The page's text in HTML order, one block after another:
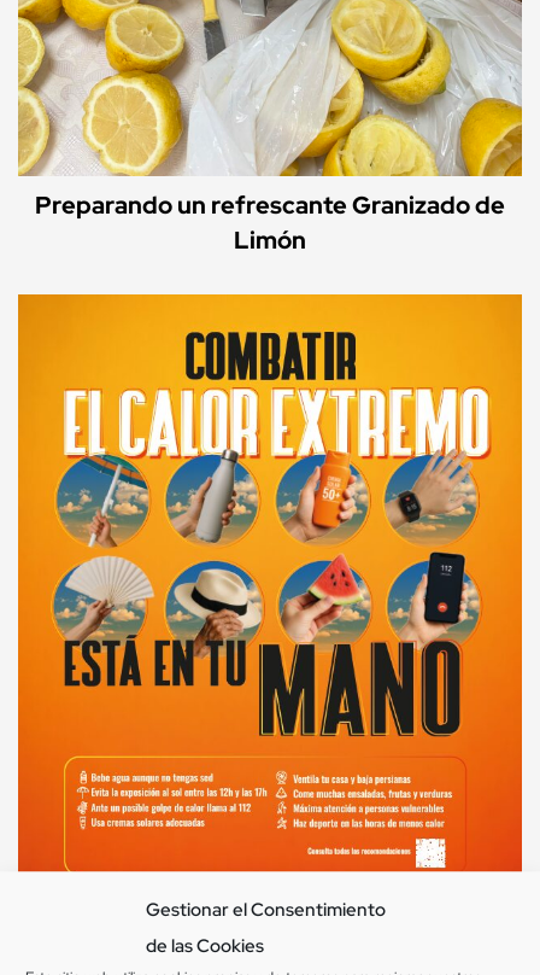
Gestionar el Consentimiento
de las Cookies
Preparando un refrescante Granizado de
Limón